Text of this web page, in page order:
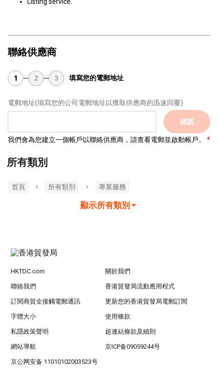
聯絡供應商
1 2 3 填寫您的電郵地址
電郵地址(填寫您的公司電郵地址以獲取供應商的迅速回覆)
確認
我們會為您建立一個帳戶以聯絡供應商，請查看電郵並啟動帳戶。
所有類別
首頁 所有類別 專業服務
顯示所有類別
HKTDC.com 關於我們
聯絡我們 香港貿發局流動應用程式
訂閱商貿全接觸電郵通訊 更新您的香港貿發局電郵訂閱
字體大小 使用條款
私隱政策聲明 超連結條款及細則
網站導航 京ICP备09059244号
京公网安备 11010102003523号